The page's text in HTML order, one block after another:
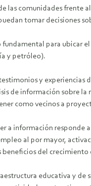
las comunidades
tomar decisiones
fundamental para ubicar
y petróleo).
y experiencias
de información sobre la
como vecinos a
a información responde
al por mayor,
beneficios del
educativa y